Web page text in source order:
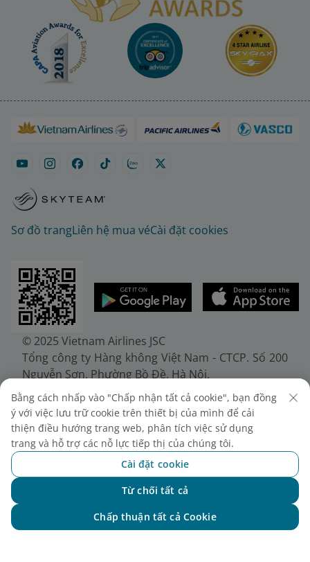
Sơ đồ trangLiên hệ mua véCài đặt cookies
© 2025 Vietnam Airlines JSC
Tổng công ty Hàng không Việt Nam - CTCP. Số 200
Nguyễn Sơn, Phường Bồ Đề, Hà Nội.
Điện thoại: (+84-24) 38272289. Fax: (+84-24)
38722375
Giấy chứng nhận đăng ký doanh nghiệp, mã số
doanh nghiệp 0100107518, đăng ký lần đầu ngày
30/6/2010, đăng ký thay đổi lần thứ 10 ngày
24/7/2025, cấp bởi Sở Tài chính Thành phố Hà Nội.
Bằng cách nhấp vào "Chấp nhận tất cả cookie", bạn đồng
ý với việc lưu trữ cookie trên thiết bị của mình để cải
thiện điều hướng trang web, phân tích việc sử dụng
trang và hỗ trợ các nỗ lực tiếp thị của chúng tôi.
Cài đặt cookie
Từ chối tất cả
Chấp thuận tất cả Cookie